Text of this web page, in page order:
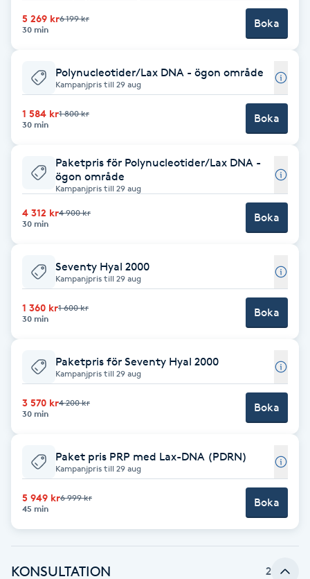
Damklippning
Dermapen
Diamantslipning
Enzympeeling
Extensions
Extensions borttagning
Eyeliner-tatuering
Face framing
Faceliftmassage
Fet hårbotten
Fettreducering
Fibromassage
Fillers
5 269 kr6 199 kr
30 min
Boka
Polynucleotider/Lax DNA - ögon område
Kampanjpris till 29 aug
1 584 kr1 800 kr
30 min
Boka
Paketpris för Polynucleotider/Lax DNA -
ögon område
Kampanjpris till 29 aug
4 312 kr4 900 kr
30 min
Boka
Seventy Hyal 2000
Kampanjpris till 29 aug
1 360 kr1 600 kr
30 min
Boka
Paketpris för Seventy Hyal 2000
Kampanjpris till 29 aug
3 570 kr4 200 kr
30 min
Boka
Paket pris PRP med Lax-DNA (PDRN)
Kampanjpris till 29 aug
5 949 kr6 999 kr
45 min
Boka
KONSULTATION 2